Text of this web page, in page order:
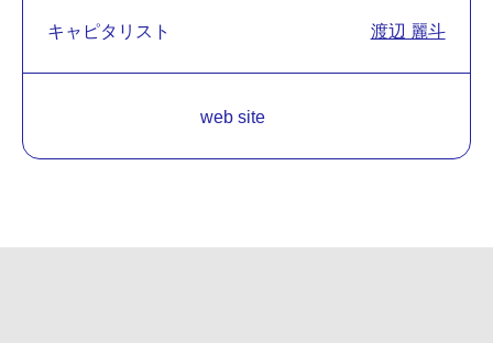
キャピタリスト 渡辺 麗斗
web site